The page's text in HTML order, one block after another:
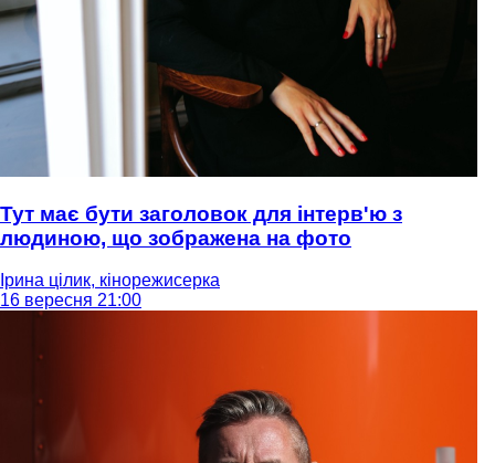
Тут має бути заголовок для інтерв'ю з
людиною, що зображена на фото
Ірина цілик, кінорежисерка
16 вересня 21:00